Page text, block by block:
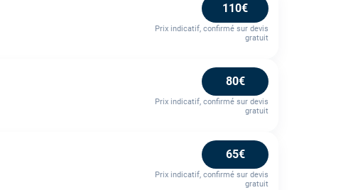
110€
Prix indicatif, confirmé sur devis
gratuit
80€
Prix indicatif, confirmé sur devis
gratuit
65€
Prix indicatif, confirmé sur devis
gratuit